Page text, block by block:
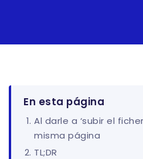
En esta página
Al darle a ‘subir el
misma página
TL;DR